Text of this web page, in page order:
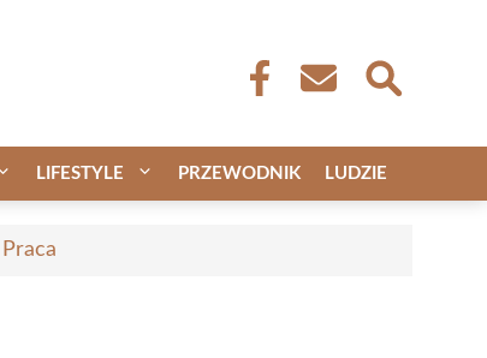
LIFESTYLE PRZEWODNIK LUDZIE